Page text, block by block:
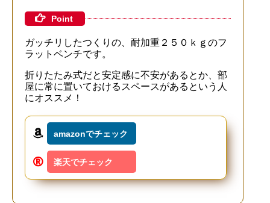
Point
ガッチリしたつくりの、耐加重２５０ｋｇのフ
ラットベンチです。
折りたたみ式だと安定感に不安があるとか、部
屋に常に置いておけるスペースがあるという人
にオススメ！
amazonでチェック
楽天でチェック